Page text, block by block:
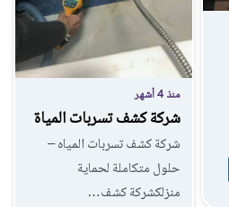
منذ 4 أشهر
شركة كشف تسربات المياة
شركة كشف تسربات المياه –
حلول متكاملة لحماية
منزلكشركة كشف…